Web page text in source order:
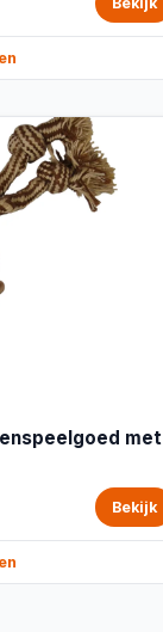
met
Bekijk